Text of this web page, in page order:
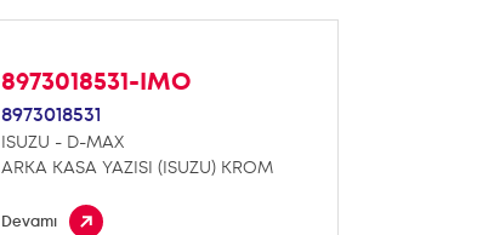
8973018531-IMO
8973018531
ISUZU - D-MAX
ARKA KASA YAZISI (ISUZU) KROM
Devamı